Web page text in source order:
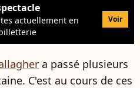
actuellement en
Voir
a passé plusieurs
C'est au cours de ces